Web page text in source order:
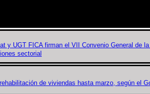
y UGT FICA firman el VII Convenio General de
sectorial
de viviendas hasta marzo, según el